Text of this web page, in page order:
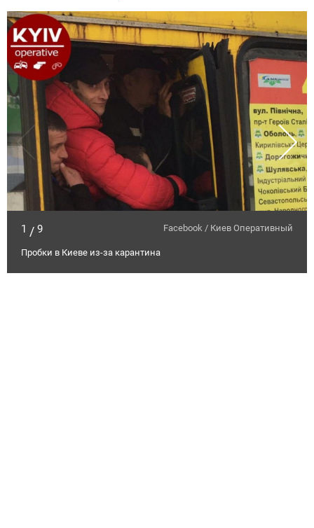
1 / 9 Facebook / Киев Оперативный
Пробки в Киеве из-за карантина